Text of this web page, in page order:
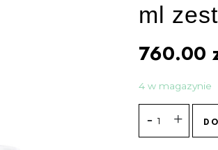
ml
760.00
4 w magazynie